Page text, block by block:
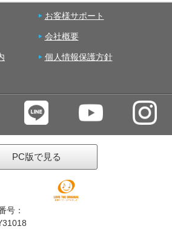
お客様サポート
会社概要
個人情報保護方針
PC版で見る
号：